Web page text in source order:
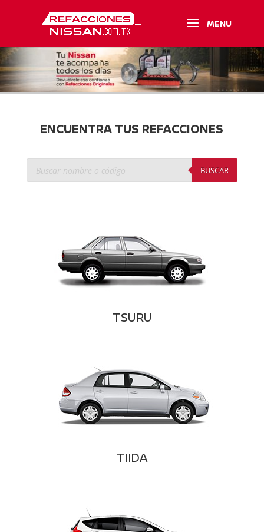
ENCUENTRA TUS REFACCIONES
Búsqueda
BUSCAR
TSURU
TIIDA